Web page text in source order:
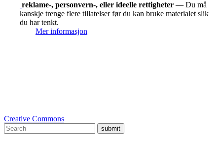
reklame-, personvern-, eller ideelle rettigheter — Du må
kanskje trenge flere tillatelser før du kan bruke materialet slik
du har tenkt.
Mer informasjon
Creative Commons
submit